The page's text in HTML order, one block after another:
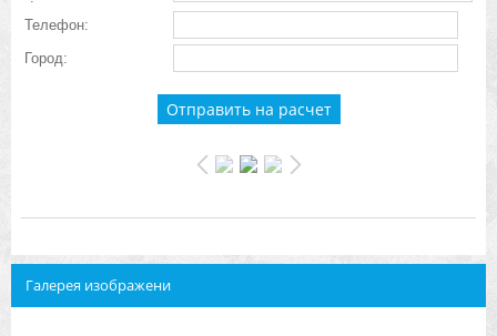
Телефон:
Город:
Галерея изображени